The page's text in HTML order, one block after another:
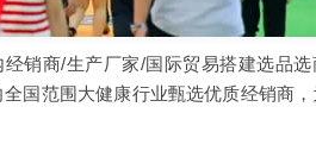
销商/生产厂家/国际贸易搭建选品
国范围大健康行业甄选优质经销商